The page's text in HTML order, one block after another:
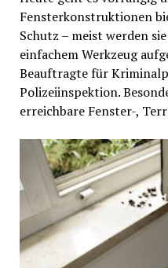
Fensterkonstruktionen
Schutz – meist werden
einfachem Werkzeug
Beauftragte für
Polizeiinspektion.
erreichbare Fenster-,